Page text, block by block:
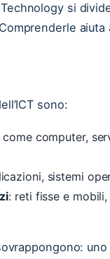
Technology si
sono:
computer,
sistemi
: reti fisse e